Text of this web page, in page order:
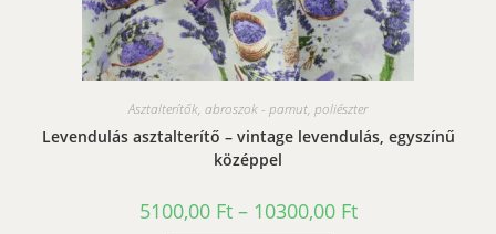
Asztalterítők, abroszok - pamut, poliészter
Levendulás asztalterítő – vintage levendulás, egyszínű
középpel
5100,00 Ft – 10300,00 FtÁrtartomány:
5100,00 Ft